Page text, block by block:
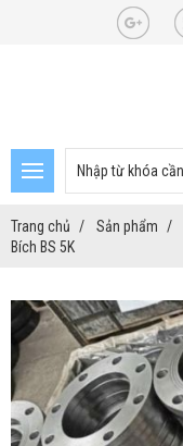
Trang chủ Sản phẩm
Bích BS 5K